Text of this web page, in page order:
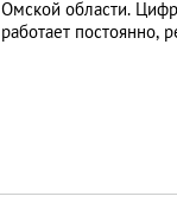
Омской области.
работает постоянно,